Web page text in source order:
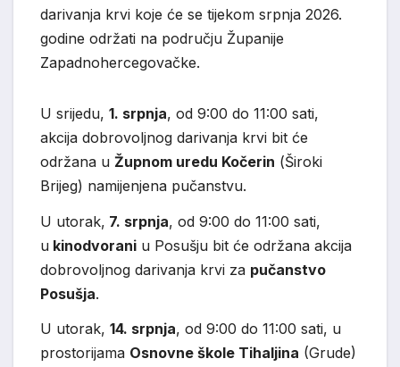
darivanja krvi koje će se tijekom srpnja 2026.
godine održati na području Županije
Zapadnohercegovačke.
U srijedu, 1. srpnja, od 9:00 do 11:00 sati,
akcija dobrovoljnog darivanja krvi bit će
održana u Župnom uredu Kočerin (Široki
Brijeg) namijenjena pučanstvu.
U utorak, 7. srpnja, od 9:00 do 11:00 sati,
u kinodvorani u Posušju bit će održana akcija
dobrovoljnog darivanja krvi za pučanstvo
Posušja.
U utorak, 14. srpnja, od 9:00 do 11:00 sati, u
prostorijama Osnovne škole Tihaljina (Grude)